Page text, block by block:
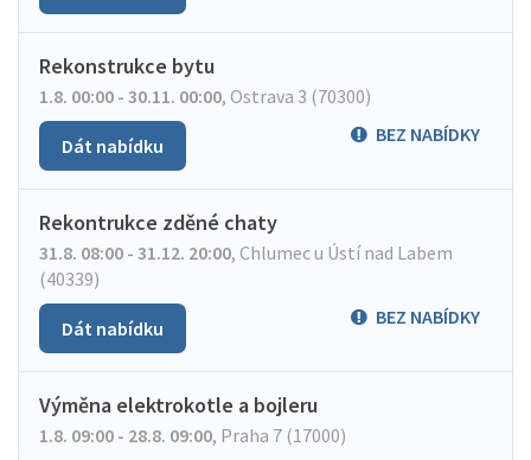
Rekonstrukce bytu
1.8. 00:00 - 30.11. 00:00, Ostrava 3 (70300)
BEZ NABÍDKY
Dát nabídku
Rekontrukce zděné chaty
31.8. 08:00 - 31.12. 20:00, Chlumec u Ústí nad Labem
(40339)
BEZ NABÍDKY
Dát nabídku
Výměna elektrokotle a bojleru
1.8. 09:00 - 28.8. 09:00, Praha 7 (17000)